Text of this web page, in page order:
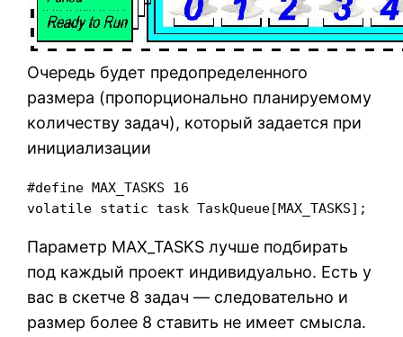
Очередь будет предопределенного
размера (пропорционально планируемому
количеству задач), который задается при
инициализации
#define MAX_TASKS 16
volatile static task TaskQueue[MAX_TASKS];
Параметр MAX_TASKS лучше подбирать
под каждый проект индивидуально. Есть у
вас в скетче 8 задач — следовательно и
размер более 8 ставить не имеет смысла.